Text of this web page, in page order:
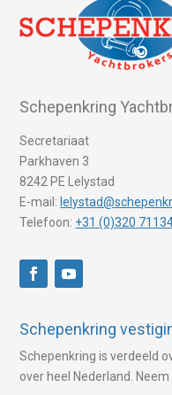
Schepenkring
Secretariaat
Parkhaven 3
8242 PE Lelystad
E-mail:
Telefoon: +31 (0)320
Schepenkring
Schepenkring is verdeeld
over heel Nederland.